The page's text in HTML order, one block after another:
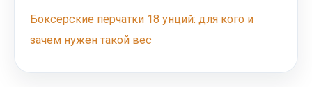
Боксерские перчатки 18 унций: для кого и
зачем нужен такой вес